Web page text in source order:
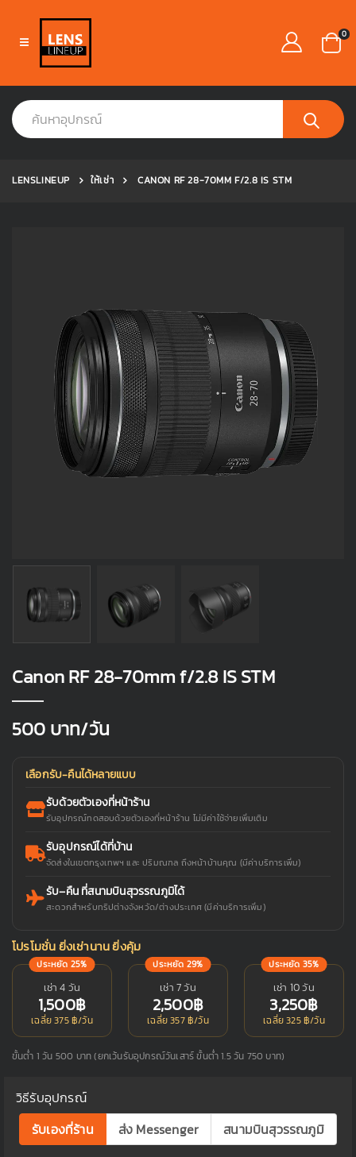
0
LENSLINEUP ให้เช่า CANON RF 28-70MM F/2.8 IS STM
Canon RF 28-70mm f/2.8 IS STM
500 บาท/วัน
เลือกรับ-คืนได้หลายแบบ
รับด้วยตัวเองที่หน้าร้าน
รับอุปกรณ์ทดสอบด้วยตัวเองที่หน้าร้าน ไม่มีค่าใช้จ่ายเพิ่มเติม
รับอุปกรณ์ได้ที่บ้าน
จัดส่งในเขตกรุงเทพฯ และ ปริมณฑล ถึงหน้าบ้านคุณ (มีค่าบริการเพิ่ม)
รับ–คืน ที่สนามบินสุวรรณภูมิได้
สะดวกสำหรับทริปต่างจังหวัด/ต่างประเทศ (มีค่าบริการเพิ่ม)
โปรโมชั่น ยิ่งเช่านาน ยิ่งคุ้ม
ประหยัด 25%
เช่า 4 วัน
1,500฿
เฉลี่ย 375 ฿/วัน
ประหยัด 29%
เช่า 7 วัน
2,500฿
เฉลี่ย 357 ฿/วัน
ประหยัด 35%
เช่า 10 วัน
3,250฿
เฉลี่ย 325 ฿/วัน
ขั้นต่ำ 1 วัน 500 บาท (ยกเว้นรับอุปกรณ์วันเสาร์ ขั้นต่ำ 1.5 วัน 750 บาท)
วิธีรับอุปกรณ์
รับเองที่ร้าน
ส่ง Messenger สนามบินสุวรรณภูมิ